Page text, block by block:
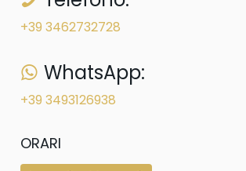
+39 3462732728
WhatsApp:
+39 3493126938
ORARI